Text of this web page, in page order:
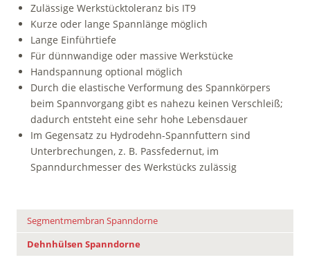
Zulässige Werkstücktoleranz bis IT9
Kurze oder lange Spannlänge möglich
Lange Einführtiefe
Für dünnwandige oder massive Werkstücke
Handspannung optional möglich
Durch die elastische Verformung des Spannkörpers
beim Spannvorgang gibt es nahezu keinen Verschleiß;
dadurch entsteht eine sehr hohe Lebensdauer
Im Gegensatz zu Hydrodehn-Spannfuttern sind
Unterbrechungen, z. B. Passfedernut, im
Spanndurchmesser des Werkstücks zulässig
Segmentmembran Spanndorne
Dehnhülsen Spanndorne